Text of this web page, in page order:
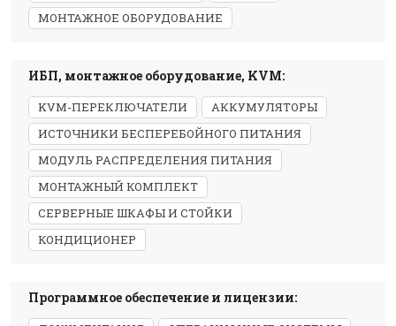
МОНТАЖНОЕ ОБОРУДОВАНИЕ
ИБП, монтажное оборудование, KVM:
KVM-ПЕРЕКЛЮЧАТЕЛИ
АККУМУЛЯТОРЫ
ИСТОЧНИКИ БЕСПЕРЕБОЙНОГО ПИТАНИЯ
МОДУЛЬ РАСПРЕДЕЛЕНИЯ ПИТАНИЯ
МОНТАЖНЫЙ КОМПЛЕКТ
СЕРВЕРНЫЕ ШКАФЫ И СТОЙКИ
КОНДИЦИОНЕР
Программное обеспечение и лицензии: